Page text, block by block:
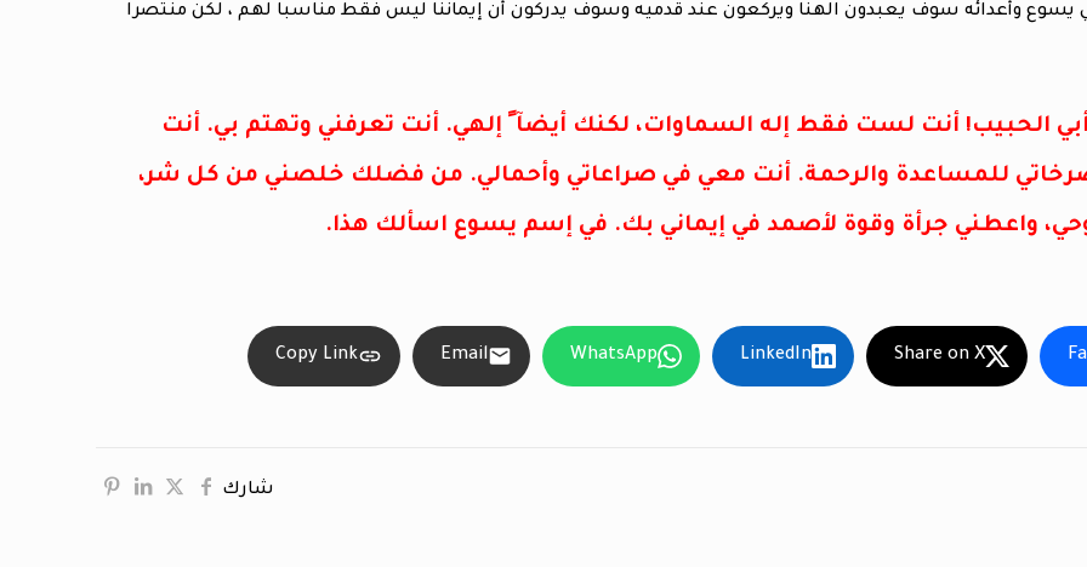
وأعدائه سوف يعبدون الهنا ويركعون عند قدميه وسوف يدركون أن إيماننا ليس فقط مناسبا لهم ، لكن منتصرا
الحبيب! أنت لست فقط إله السماوات، لكنك أيضآ ً إلهي. أنت تعرفني وتهتم بي. أنت
للمساعدة والرحمة. أنت معي في صراعاتي وأحمالي. من فضلك خلصني من كل شر،
واعطني جرأة وقوة لأصمد في إيماني بك. في إسم يسوع اسألك هذا.
Share on X
LinkedIn
WhatsApp
Email
Copy Link
شارك